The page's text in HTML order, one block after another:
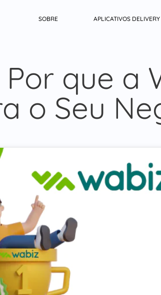
SOBRE APLICATIVOS DELIVERY
que a
o Seu